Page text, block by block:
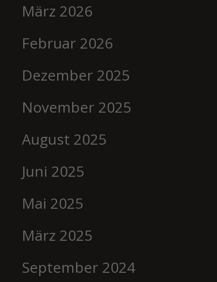
März 2026
Februar 2026
Dezember 2025
November 2025
August 2025
Juni 2025
Mai 2025
März 2025
September 2024